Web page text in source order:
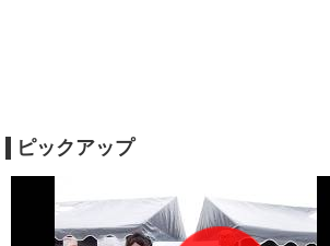
ピックアップ